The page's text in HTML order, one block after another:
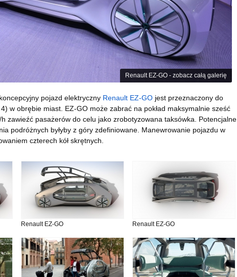
Renault EZ-GO - zobacz całą galerię
pojazd elektryczny Renault EZ-GO jest przeznaczony do
w obrębie miast. EZ-GO może zabrać na pokład maksymalnie sześć
zawieźć pasażerów do celu jako zrobotyzowana taksówka. Potencjalne
podróżnych byłyby z góry zdefiniowane. Manewrowanie pojazdu w
czterech kół skrętnych.
Renault EZ-GO Renault EZ-GO